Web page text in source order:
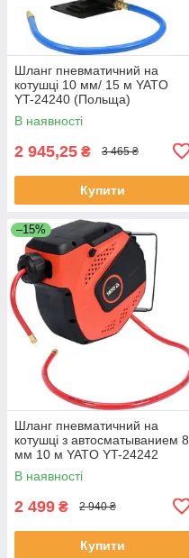
Шланг пневматичний на
котушці 10 мм/ 15 м YATO
YT-24240 (Польща)
В наявності
2 945,25 ₴ 3 465 ₴
Купити
–15%
Шланг пневматичний на
котушці з автосматыванием 8
мм 10 м YATO YT-24242
(Польща)
В наявності
2 499 ₴ 2 940 ₴
Купити